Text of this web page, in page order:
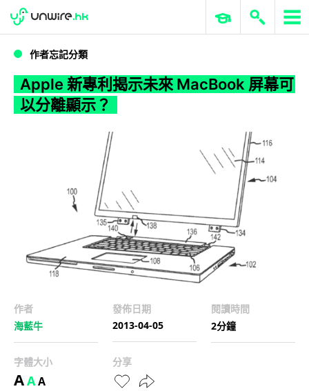
WWDC 2026 ERP 與商業 AI
作者忘記分類
Apple 新專利揭示未來 MacBook 屏幕可
以分離顯示？
作者
海藍牛
發佈日期
2013-04-05
閱讀時間
2分鐘
字體大小
AAA
分享